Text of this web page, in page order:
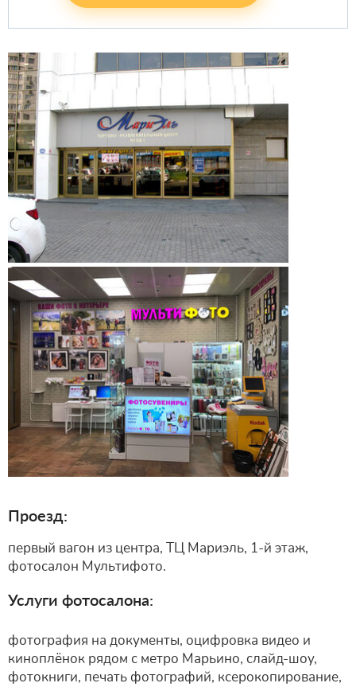
Проезд:
первый вагон из центра, ТЦ Мариэль, 1-й этаж,
фотосалон Мультифото.
Услуги фотосалона:
фотография на документы, оцифровка видео и
киноплёнок рядом с метро Марьино, слайд-шоу,
фотокниги, печать фотографий, ксерокопирование,